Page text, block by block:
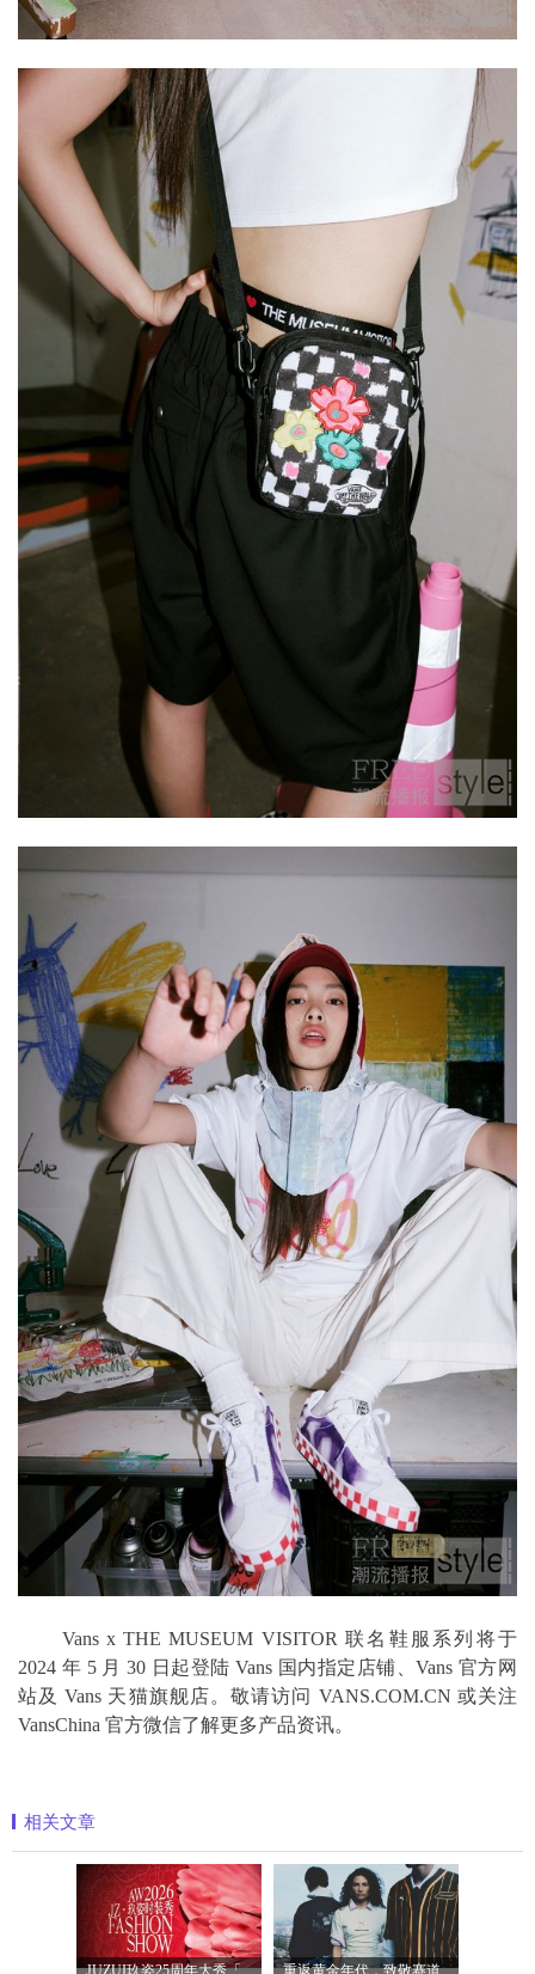
Vans x THE MUSEUM VISITOR 联名鞋服系列将于
2024 年 5 月 30 日起登陆 Vans 国内指定店铺、Vans 官方网
站及 Vans 天猫旗舰店。敬请访问 VANS.COM.CN 或关注
VansChina 官方微信了解更多产品资讯。
相关文章
JUZUI玖姿25周年大秀「循光新生」 光起二 重返黄金年代，致敬赛道传奇 PUMA携手M